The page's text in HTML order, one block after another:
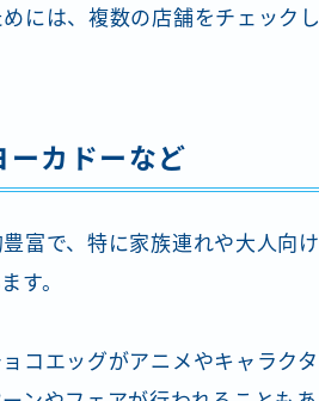
には、複数の店舗をチェックし
ーカドーなど
富で、特に家族連れや大人向け
す。
コエッグがアニメやキャラクタ